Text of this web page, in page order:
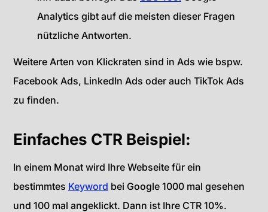
Analytics gibt auf die meisten dieser Fragen
nützliche Antworten.
Weitere Arten von Klickraten sind in Ads wie bspw.
Facebook Ads, LinkedIn Ads oder auch TikTok Ads
zu finden.
Einfaches CTR Beispiel:
In einem Monat wird Ihre Webseite für ein
bestimmtes Keyword bei Google 1000 mal gesehen
und 100 mal angeklickt. Dann ist Ihre CTR 10%.